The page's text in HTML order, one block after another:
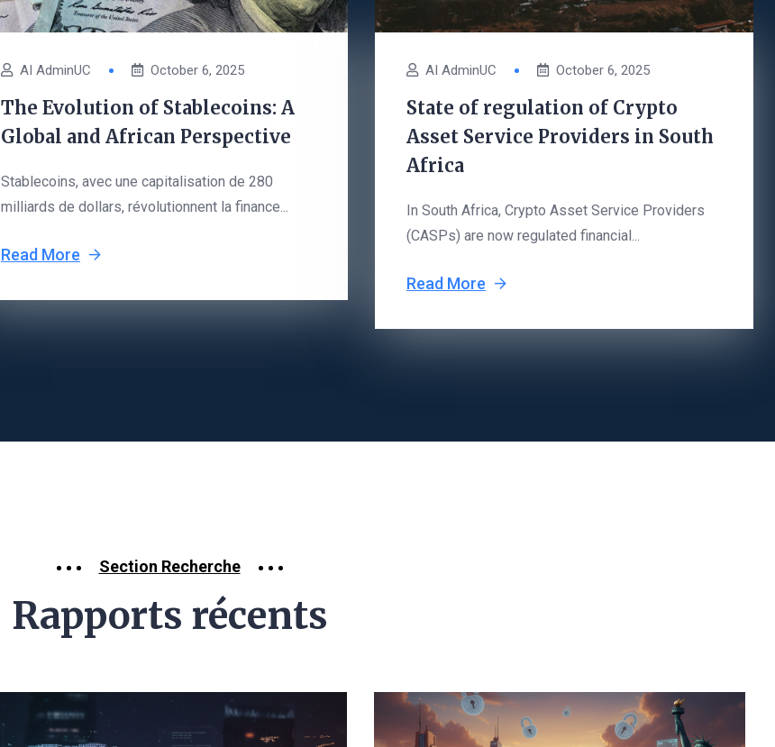
AI AdminUC October 6, 2025
The Evolution of Stablecoins: A
Global and African Perspective
Stablecoins, avec une capitalisation de 280
milliards de dollars, révolutionnent la finance...
Read More
AI AdminUC October 6, 2025
State of regulation of Crypto
Asset Service Providers in South
Africa
In South Africa, Crypto Asset Service Providers
(CASPs) are now regulated financial...
Read More
Section Recherche
Rapports récents